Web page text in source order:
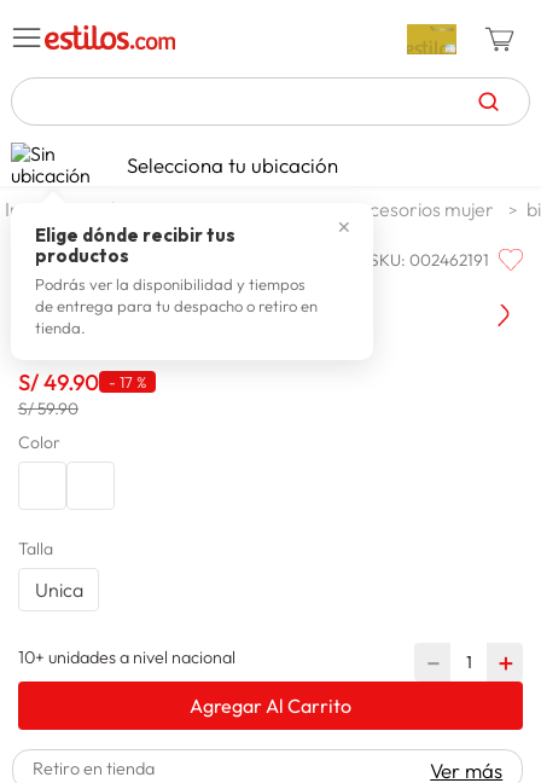
TÉRMINOS MÁS BUSCADOS
1. celulares
2. zapatillas mujer
3. zapatillas hombre
4. moda
6. tv
7.
10. spiderman
Selecciona tu ubicación
✕
Elige dónde recibir tus
productos
Podrás ver la disponibilidad y tiempos
de entrega para tu despacho o retiro en
tienda.
moda y accesorios accesorios mujer
ONE STEP SKU:002462191
One Step Billetera Vanel Sm
S/49.90 - 17 %
S/ 59.90
Color
Talla
Unica
10+ unidades a nivel nacional ＋
－
Agregar Al Carrito
Retiro en tienda Ver más